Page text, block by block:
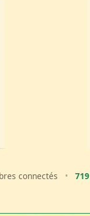
connectés • 719